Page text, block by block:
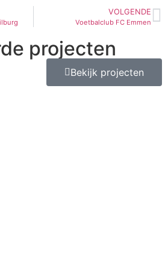
VOLGENDE
Voetbalclub FC Emmen
projecten
Bekijk projecten